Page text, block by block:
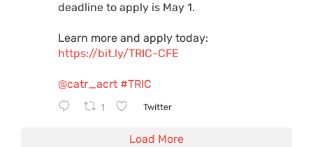
deadline to apply is May 1.
Learn more and apply today:
https://bit.ly/TRIC-CFE
@catr_acrt #TRIC
1 Twitter
Load More